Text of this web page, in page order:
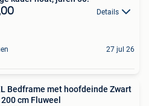
Details
27 jul 26
Bedframe met hoofdeinde Zwart
cm Fluweel